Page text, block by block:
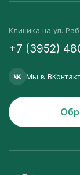
Клиника на ул.
+7 (3952)
Мы в